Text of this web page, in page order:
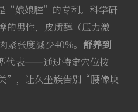
“娘娘腔”的专利。科学研
的男性，皮质醇（压力激
张度减少40%。 舒养到
代表——通过特定穴位按
”，让久坐族告别“腰像块